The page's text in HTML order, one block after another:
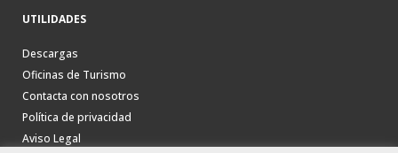
UTILIDADES
Descargas
Oficinas de Turismo
Contacta con nosotros
Política de privacidad
Aviso Legal